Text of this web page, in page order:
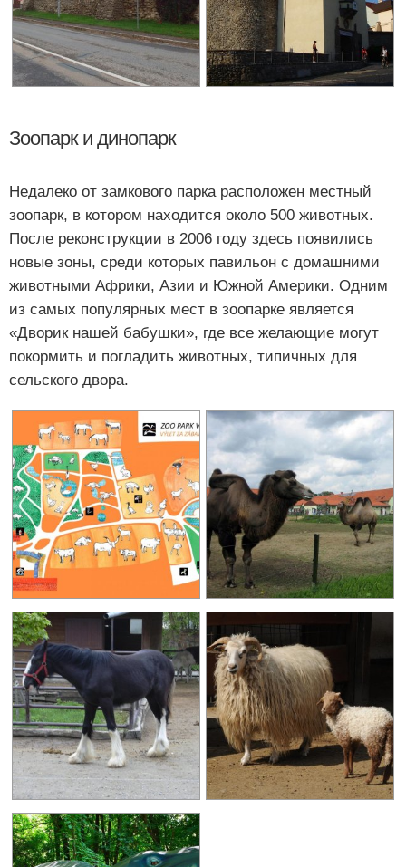
Зоопарк и динопарк
Недалеко от замкового парка расположен местный
зоопарк, в котором находится около 500 животных.
После реконструкции в 2006 году здесь появились
новые зоны, среди которых павильон с домашними
животными Африки, Азии и Южной Америки. Одним
из самых популярных мест в зоопарке является
«Дворик нашей бабушки», где все желающие могут
покормить и погладить животных, типичных для
сельского двора.